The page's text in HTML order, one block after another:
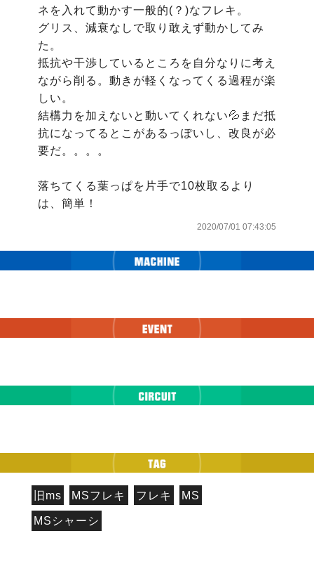
ネを入れて動かす一般的(？)なフレキ。
グリス、減衰なしで取り敢えず動かしてみ
た。
抵抗や干渉しているところを自分なりに考え
ながら削る。動きが軽くなってくる過程が楽
しい。
結構力を加えないと動いてくれない💦まだ抵
抗になってるとこがあるっぽいし、改良が必
要だ。。。。
落ちてくる葉っぱを片手で10枚取るより
は、簡単！
2020/07/01 07:43:05
旧ms MSフレキ フレキ MS
MSシャーシ